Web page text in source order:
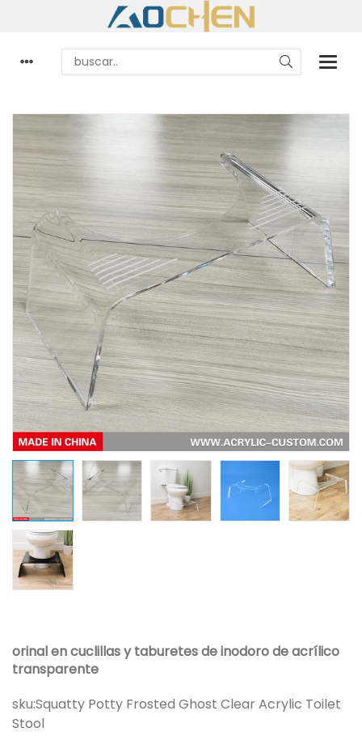
orinal en cuclillas y taburetes de inodoro de acrílico
transparente
sku:Squatty Potty Frosted Ghost Clear Acrylic Toilet
Stool